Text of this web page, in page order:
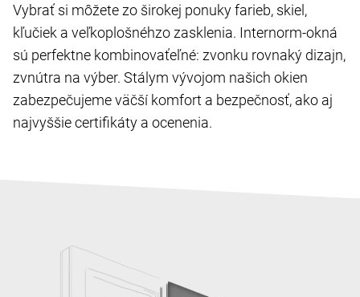
Vybrať si môžete zo širokej ponuky farieb, skiel,
kľučiek a veľkoplošnéhzo zasklenia. Internorm-okná
sú perfektne kombinovaťeľné: zvonku rovnaký dizajn,
zvnútra na výber. Stálym vývojom našich okien
zabezpečujeme väčší komfort a bezpečnosť, ako aj
najvyššie certifikáty a ocenenia.